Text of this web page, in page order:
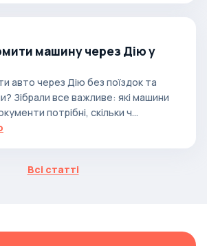
машину через Дію у
авто через Дію без поїздок та
Зібрали все важливе: які машини
потрібні, скільки ч...
Всі статті